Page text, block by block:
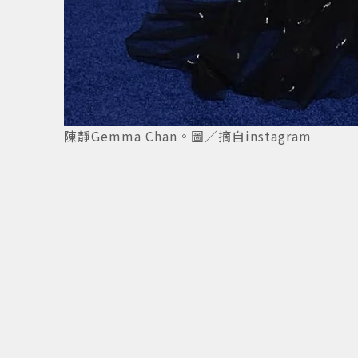
陳靜Gemma Chan。圖／摘自instagram